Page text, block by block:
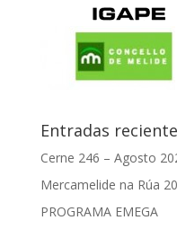
Entradas
Cerne 246 – Agosto
Mercamelide na Rúa
PROGRAMA EMEGA